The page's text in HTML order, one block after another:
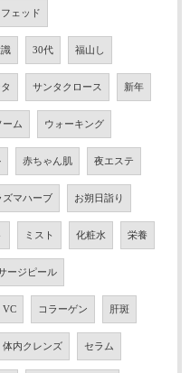
ェッド
30代 福山し
サンタクロース 新年
ーム ウォーキング
赤ちゃん肌 夜エステ
ズマハーブ お朔日詣り
ミスト 化粧水 栄養
ージピール
VC コラーゲン 肝斑
体内クレンズ セラム